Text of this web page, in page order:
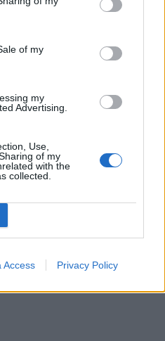
of my
my
Advertising.
Use,
of my
with the
collected.
Access Privacy Policy